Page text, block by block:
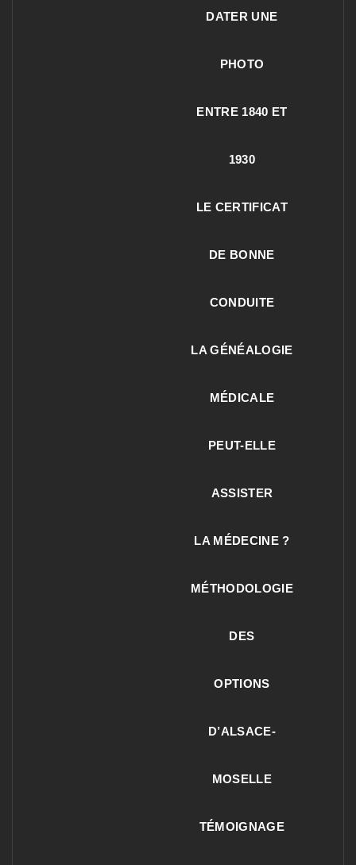
DATER UNE
PHOTO
ENTRE 1840 ET
1930
LE CERTIFICAT
DE BONNE
CONDUITE
LA GÉNÉALOGIE
MÉDICALE
PEUT-ELLE
ASSISTER
LA MÉDECINE ?
MÉTHODOLOGIE
DES
OPTIONS
D’ALSACE-
MOSELLE
TÉMOIGNAGE